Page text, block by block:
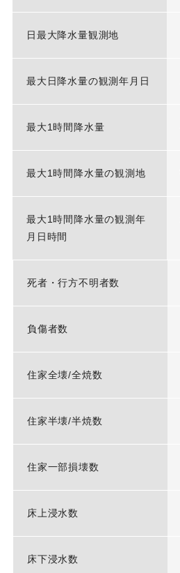
日最大降水量観測地
最大日降水量の観測年月日
最大1時間降水量
最大1時間降水量の観測地
最大1時間降水量の観測年
月日時間
死者・行方不明者数
負傷者数
住家全壊/全焼数
住家半壊/半焼数
住家一部損壊数
床上浸水数
床下浸水数